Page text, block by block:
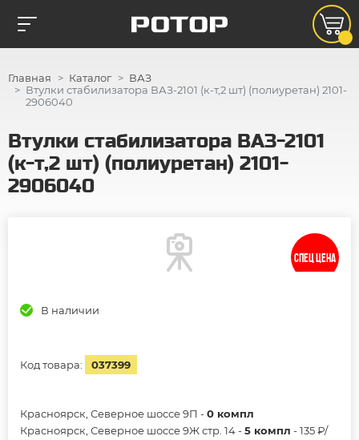
Главная Каталог
ВАЗ
Втулки стабилизатора ВАЗ-2101 (к-т,2 шт) (полиуретан) 2101-
2906040
Втулки стабилизатора ВАЗ-2101
(к-т,2 шт) (полиуретан) 2101-
2906040
СПЕЦ ЦЕНА
В наличии
Код товара: 037399
Красноярск, Северное шоссе 9П -0 компл
Красноярск, Северное шоссе 9Ж стр. 14 -5 компл - 135 ₽/